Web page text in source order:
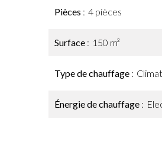
Pièces 4 pièces
Surface 150 m²
Type de chauffage
Énergie de chauffage